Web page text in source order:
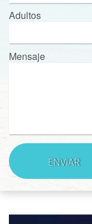
Adultos
Mensaje